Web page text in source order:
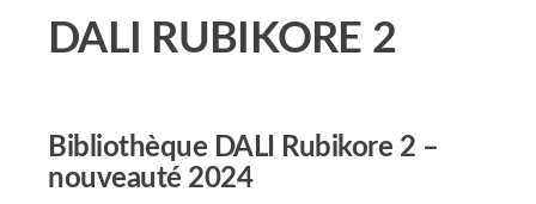
DALI RUBIKORE 2
Bibliothèque DALI Rubikore 2 –
nouveauté 2024